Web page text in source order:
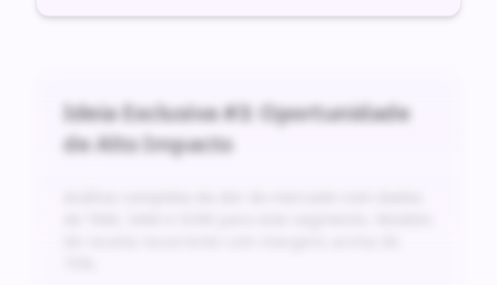
Ideia Exclusiva #3: Oportunidade
de Alto Impacto